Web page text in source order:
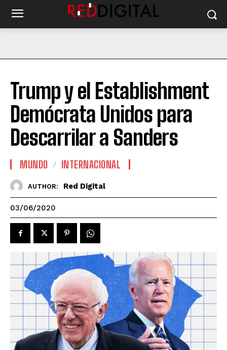
Trump y el Establishment
Demócrata Unidos para
Descarrilar a Sanders
MUNDO INTERNACIONAL
AUTHOR: Red Digital
03/06/2020